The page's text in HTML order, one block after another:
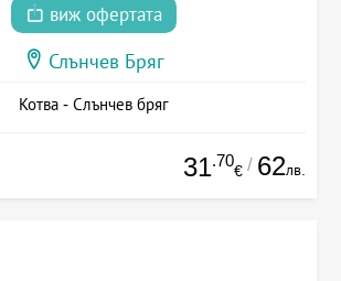
виж офертата
Слънчев Бряг
Котва - Слънчев бряг
31.70
€ / 62лв.